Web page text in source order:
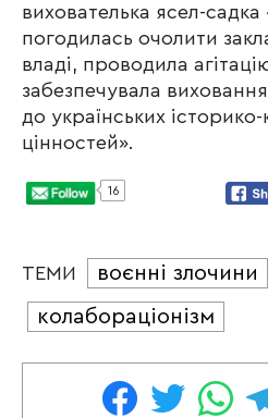
вихователька ясел-
погодилась очолити
владі, проводила
забезпечувала
до українських
цінностей».
16
ТЕМИ
воєнні злочини
колабораціонізм